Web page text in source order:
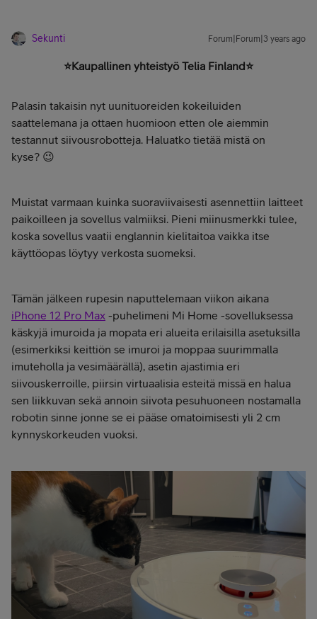
Sekunti Forum|Forum|3 years ago
⭐Kaupallinen yhteistyö Telia Finland⭐
Palasin takaisin nyt uunituoreiden kokeiluiden
saattelemana ja ottaen huomioon etten ole aiemmin
testannut siivousrobotteja. Haluatko tietää mistä on
kyse? 😉
Muistat varmaan kuinka suoraviivaisesti asennettiin laitteet
paikoilleen ja sovellus valmiiksi. Pieni miinusmerkki tulee,
koska sovellus vaatii englannin kielitaitoa vaikka itse
käyttöopas löytyy verkosta suomeksi.
Tämän jälkeen rupesin naputtelemaan viikon aikana
iPhone 12 Pro Max -puhelimeni Mi Home -sovelluksessa
käskyjä imuroida ja mopata eri alueita erilaisilla asetuksilla
(esimerkiksi keittiön se imuroi ja moppaa suurimmalla
imuteholla ja vesimäärällä), asetin ajastimia eri
siivouskerroille, piirsin virtuaalisia esteitä missä en halua
sen liikkuvan sekä annoin siivota pesuhuoneen nostamalla
robotin sinne jonne se ei pääse omatoimisesti yli 2 cm
kynnyskorkeuden vuoksi.